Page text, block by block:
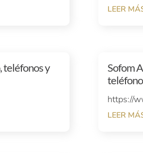
teléfonos y
LEER
Sofom
https://
LEER